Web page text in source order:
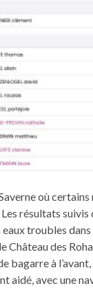
où certains
résultats suivis
troubles
Château des
bagarre à
aidé, avec une